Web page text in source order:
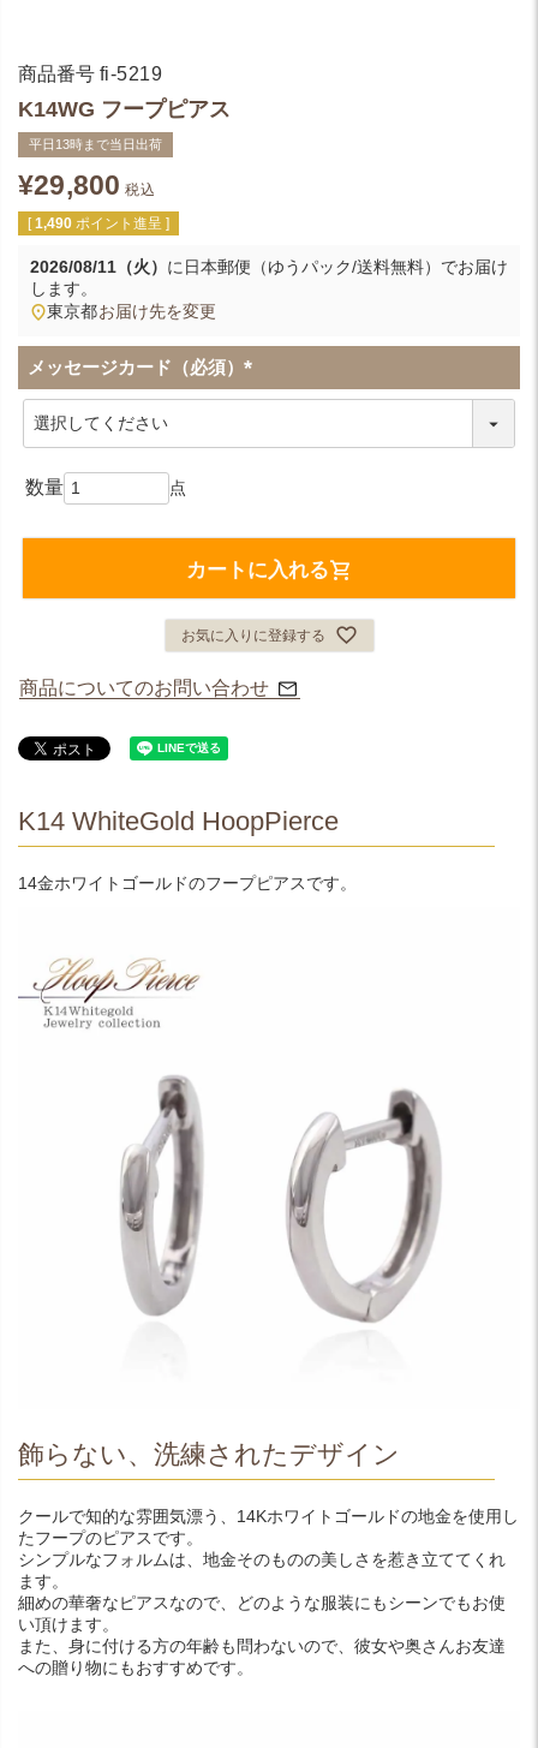
商品番号 fi-5219
K14WG フープピアス
平日13時まで当日出荷
¥29,800 税込
[ 1,490 ポイント進呈 ]
2026/08/11（火） に 日本郵便（ゆうパック/送料無料） でお届け
します。
東京都お届け先を変更
メッセージカード（必須）
(
カートに入れる
お気に入りに登録する
商品についてのお問い合わせ
K14 WhiteGold HoopPierce
14金ホワイトゴールドのフープピアスです。
飾らない、洗練されたデザイン
クールで知的な雰囲気漂う、14Kホワイトゴールドの地金を使用し
たフープのピアスです。
シンプルなフォルムは、地金そのものの美しさを惹き立ててくれ
ます。
細めの華奢なピアスなので、どのような服装にもシーンでもお使
い頂けます。
また、身に付ける方の年齢も問わないので、彼女や奥さんお友達
への贈り物にもおすすめです。